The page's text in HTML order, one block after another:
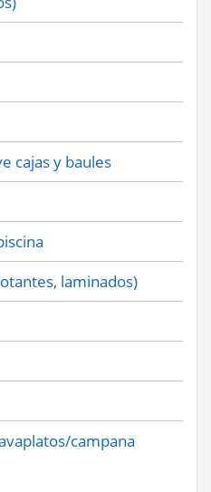
cajas y baules
laminados)
campana